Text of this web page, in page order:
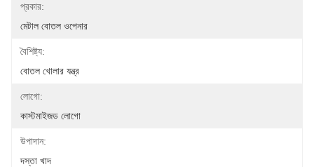
প্রকার:
মেটাল বোতল ওপেনার
বৈশিষ্ট্য:
বোতল খোলার যন্ত্র
লোগো:
কাস্টমাইজড লোগো
উপাদান:
দস্তা খাদ